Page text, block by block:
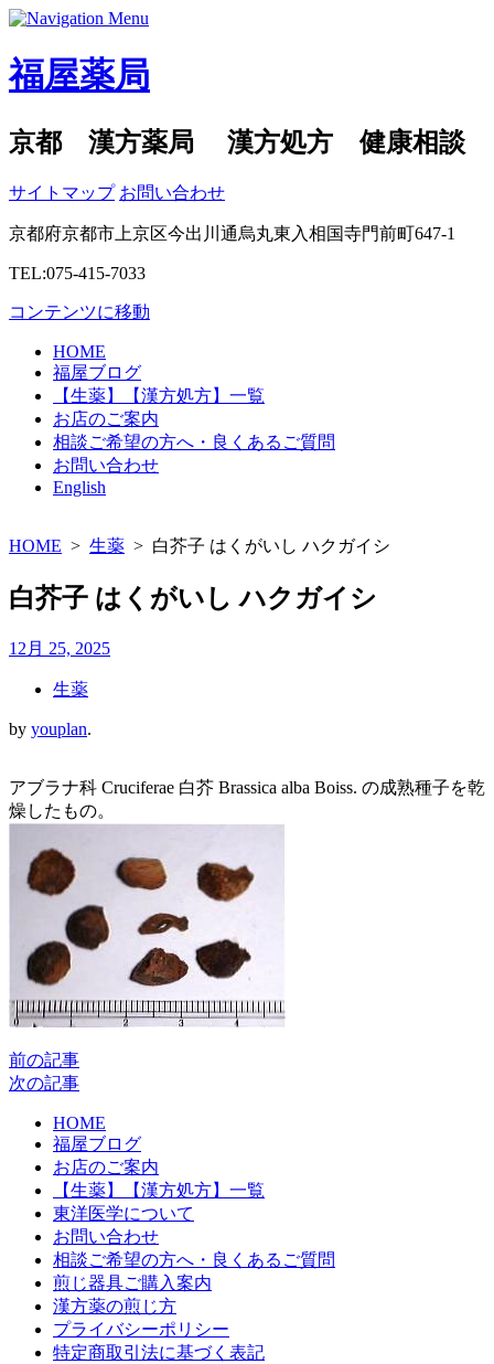
福屋薬局
京都 漢方薬局 漢方処方 健康相談
サイトマップ お問い合わせ
京都府京都市上京区今出川通烏丸東入相国寺門前町647-1
TEL:075-415-7033
コンテンツに移動
HOME
福屋ブログ
【生薬】【漢方処方】一覧
お店のご案内
相談ご希望の方へ・良くあるご質問
お問い合わせ
English
HOME > 生薬 > 白芥子 はくがいし ハクガイシ
白芥子 はくがいし ハクガイシ
12月 25, 2025
生薬
by youplan.
アブラナ科 Cruciferae 白芥 Brassica alba Boiss. の成熟種子を乾
燥したもの。
前の記事
次の記事
HOME
福屋ブログ
お店のご案内
【生薬】【漢方処方】一覧
東洋医学について
お問い合わせ
相談ご希望の方へ・良くあるご質問
煎じ器具ご購入案内
漢方薬の煎じ方
プライバシーポリシー
特定商取引法に基づく表記